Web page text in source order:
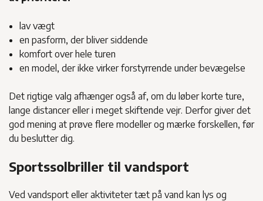
lav vægt
en pasform, der bliver siddende
komfort over hele turen
en model, der ikke virker forstyrrende under bevægelse
Det rigtige valg afhænger også af, om du løber korte ture,
lange distancer eller i meget skiftende vejr. Derfor giver det
god mening at prøve flere modeller og mærke forskellen, før
du beslutter dig.
Sportssolbriller til vandsport
Ved vandsport eller aktiviteter tæt på vand kan lys og